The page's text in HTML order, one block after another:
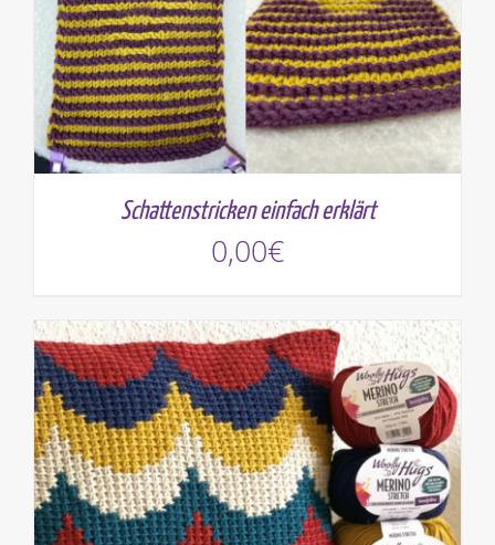
Schattenstricken einfach erklärt
0,00€